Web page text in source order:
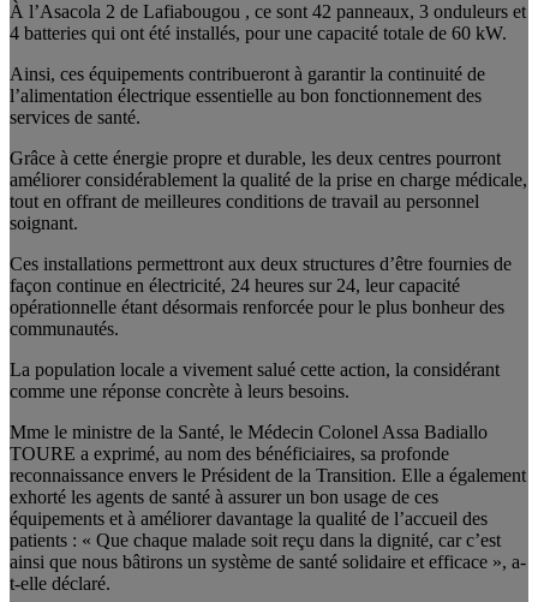
À l’Asacola 2 de Lafiabougou , ce sont 42 panneaux, 3 onduleurs et
4 batteries qui ont été installés, pour une capacité totale de 60 kW.
Ainsi, ces équipements contribueront à garantir la continuité de
l’alimentation électrique essentielle au bon fonctionnement des
services de santé.
Grâce à cette énergie propre et durable, les deux centres pourront
améliorer considérablement la qualité de la prise en charge médicale,
tout en offrant de meilleures conditions de travail au personnel
soignant.
Ces installations permettront aux deux structures d’être fournies de
façon continue en électricité, 24 heures sur 24, leur capacité
opérationnelle étant désormais renforcée pour le plus bonheur des
communautés.
La population locale a vivement salué cette action, la considérant
comme une réponse concrète à leurs besoins.
Mme le ministre de la Santé, le Médecin Colonel Assa Badiallo
TOURE a exprimé, au nom des bénéficiaires, sa profonde
reconnaissance envers le Président de la Transition. Elle a également
exhorté les agents de santé à assurer un bon usage de ces
équipements et à améliorer davantage la qualité de l’accueil des
patients : « Que chaque malade soit reçu dans la dignité, car c’est
ainsi que nous bâtirons un système de santé solidaire et efficace », a-
t-elle déclaré.